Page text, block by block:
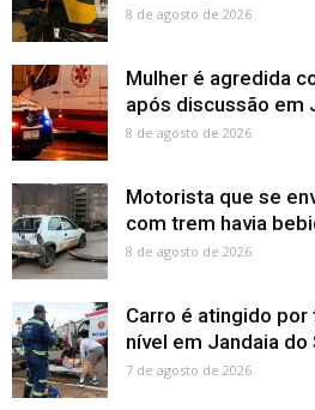
8 de agosto de 2026
Mulher é agredida
após discussão em
8 de agosto de 2026
Motorista que se
com trem havia
8 de agosto de 2026
Carro é atingido
nível em Jandaia do
7 de agosto de 2026